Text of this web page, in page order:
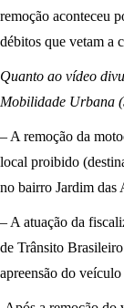
remoção aconteceu
débitos que vetam a
Quanto ao vídeo
Mobilidade Urbana
– A remoção da
local proibido
no bairro Jardim das
– A atuação da
de Trânsito
apreensão do veículo